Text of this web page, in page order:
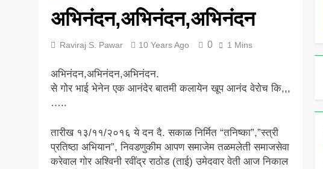
5 Years Ago
अभिनंदन,अभिनंदन,अभिनंदन
Raviraj S. Pawar 10 Years Ago 0 1 Mins
अभिनंदन,अभिनंदन,अभिनंदन.
से गोर भाई भेनेन एक आनंदेर बातमी कलायेन खूप आनंद वेरोच कि,,,
…..
तारीख १३/११/२०१६ ये दन दै. सकाळ निर्मित “तनिष्का”,”स्त्री
प्रतिष्ठा अभियान”, निवडणुकीम आपण समाजेम तळमलेती समाजसेवा
करेवाल गोर अश्विनी रवींद्र राठोड (ताई) उमेदवार वेती आज निकाल